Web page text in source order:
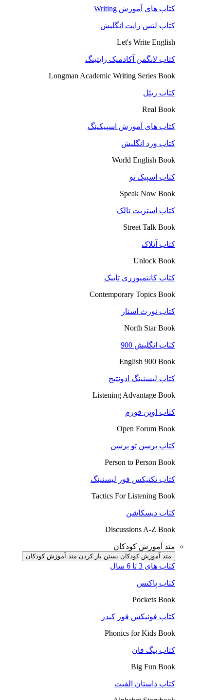
کتاب های آموزش Writing
کتاب لتس رایت انگلیش
Let's Write English
کتاب لانگمن آکادمیک رایتینگ
Longman Academic Writing Series Book
کتاب ریئل
Real Book
کتاب های آموزش اسپیکینگ
کتاب ورد انگلیش
World English Book
کتاب اسپیک نو
Speak Now Book
کتاب استریت تالک
Street Talk Book
کتاب آنلاک
Unlock Book
کتاب کانتمپورِری تاپیک
Contemporary Topics Book
کتاب نورث استار
North Star Book
کتاب انگلیش 900
English 900 Book
کتاب لیسنینگ ادونتیج
Listening Advantage Book
کتاب اوپن فورم
Open Forum Book
کتاب پرسن تو پرسن
Person to Person Book
کتاب تکتیکس فور لیسنینگ
Tactics For Listening Book
کتاب دیسکاشن
Discussions A-Z Book
متد آموزش کودکان
متد آموزش کودکان بستن باز کردن متد آموزش کودکان
کتاب های 3 تا 6 سال
کتاب پاکتس
Pockets Book
کتاب فونیکس فور کیدز
Phonics for Kids Book
کتاب بیگ فان
Big Fun Book
کتاب داستان الفبت